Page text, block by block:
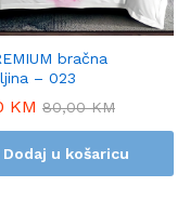
bračna
– 023
KM 80,00KM
Dodaj u košaricu